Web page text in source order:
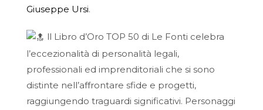
Giuseppe Ursi.
ll Libro d’Oro TOP 50 di Le Fonti celebra
l’eccezionalità di personalità legali,
professionali ed imprenditoriali che si sono
distinte nell’affrontare sfide e progetti,
raggiungendo traguardi significativi. Personaggi